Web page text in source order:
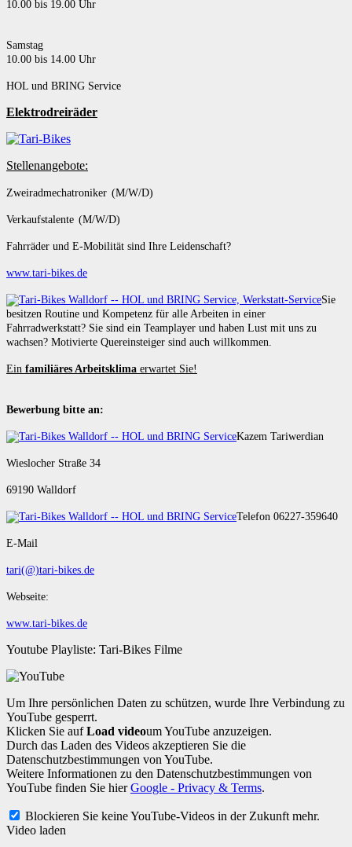
10.00 bis 19.00 Uhr
Samstag
10.00 bis 14.00 Uhr
HOL und BRING Service
Elektrodreiräder
Stellenangebote:
Zweiradmechatroniker (M/W/D)
Verkaufstalente (M/W/D)
Fahrräder und E-Mobilität sind Ihre Leidenschaft?
www.tari-bikes.de
Sie
besitzen Routine und Kompetenz für alle Arbeiten in einer
Fahrradwerkstatt? Sie sind ein Teamplayer und haben Lust mit uns zu
wachsen? Motivierte Quereinsteiger sind auch willkommen.
Ein familiäres Arbeitsklima erwartet Sie!
Bewerbung bitte an:
Kazem Tariwerdian
Wieslocher Straße 34
69190 Walldorf
Telefon 06227-359640
E-Mail
tari(@)tari-bikes.de
Webseite:
www.tari-bikes.de
Youtube Playliste: Tari-Bikes Filme
Um Ihre persönlichen Daten zu schützen, wurde Ihre Verbindung zu
YouTube gesperrt.
Klicken Sie aufLoad videoum YouTube anzuzeigen.
Durch das Laden des Videos akzeptieren Sie die
Datenschutzbestimmungen von YouTube.
Weitere Informationen zu den Datenschutzbestimmungen von
YouTube finden Sie hierGoogle - Privacy & Terms.
Blockieren Sie keine YouTube-Videos in der Zukunft mehr.
Video laden